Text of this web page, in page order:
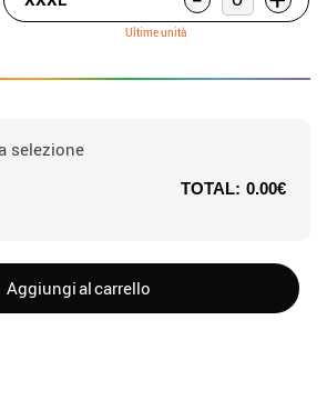
Ultime unità
selezione
TOTAL: 0.00€
Aggiungi al carrello